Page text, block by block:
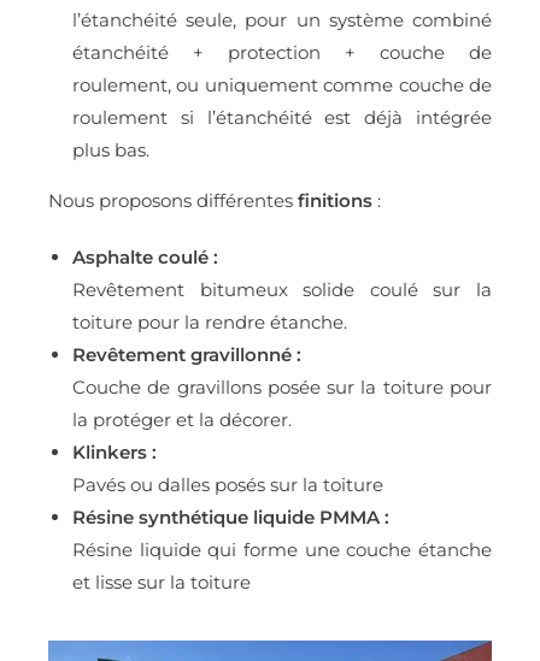
l’étanchéité seule, pour un système combiné
étanchéité + protection + couche de
roulement, ou uniquement comme couche de
roulement si l’étanchéité est déjà intégrée
plus bas.
Nous proposons différentes finitions :
Asphalte coulé :
Revêtement bitumeux solide coulé sur la
toiture pour la rendre étanche.
Revêtement gravillonné :
Couche de gravillons posée sur la toiture pour
la protéger et la décorer.
Klinkers :
Pavés ou dalles posés sur la toiture
Résine synthétique liquide PMMA :
Résine liquide qui forme une couche étanche
et lisse sur la toiture